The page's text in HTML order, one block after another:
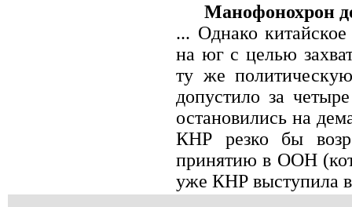
Манофонохрон
... Однако
на юг с целью
ту же
допустило зa
остановились на
КНР резко бы
принятию в ООН
уже КНР выступила в